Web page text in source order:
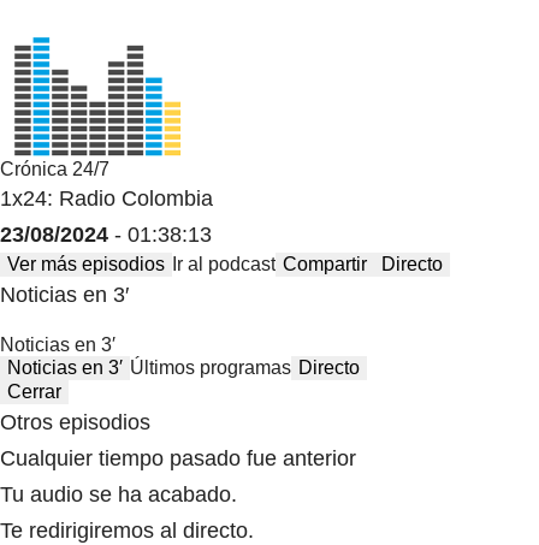
Crónica 24/7
1x24: Radio Colombia
23/08/2024 - 01:38:13
Ver más episodios Ir al podcast Compartir Directo
Noticias en 3′
Noticias en 3′
Noticias en 3′ Últimos programas Directo
Cerrar
Otros episodios
Cualquier tiempo pasado fue anterior
Tu audio se ha acabado.
Te redirigiremos al directo.